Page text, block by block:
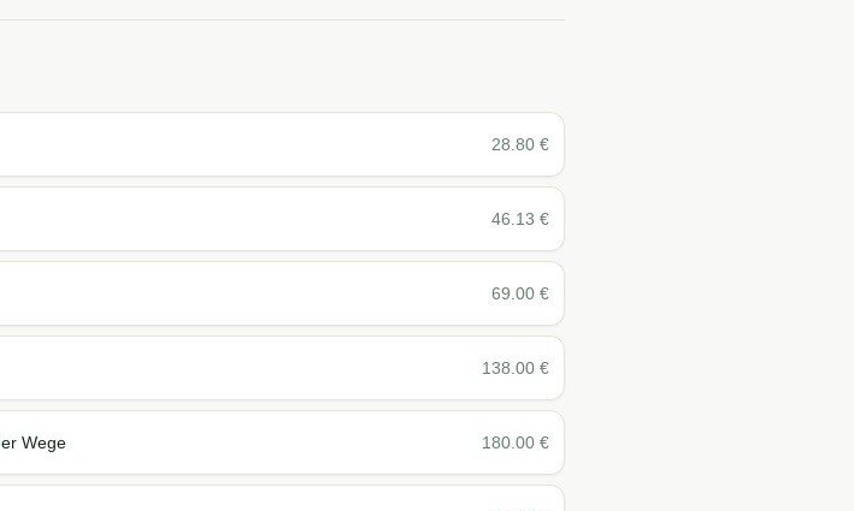
28.80 €
46.13 €
69.00 €
138.00 €
Wege 180.00 €